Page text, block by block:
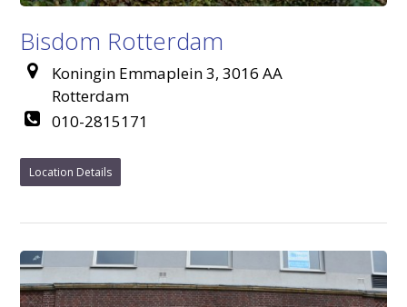
Bisdom Rotterdam
Koningin Emmaplein 3, 3016 AA
Rotterdam
010-2815171
Location Details